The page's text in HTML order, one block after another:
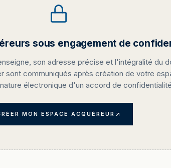
sous engagement de
son adresse précise et l'intégralité du
sont communiqués après création de votre
électronique d'un accord de
MON ESPACE ACQUÉREUR